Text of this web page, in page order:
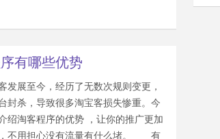
有哪些优势
展至今，经历了无数次规则变更，
封杀，导致很多淘宝客损失惨重。今
绍淘客程序的优势 ，让你的推广更加
不用担心没有流量有什么堵。 有